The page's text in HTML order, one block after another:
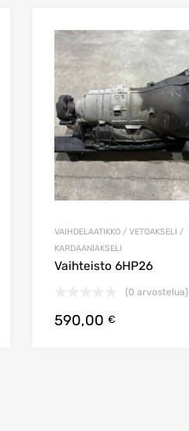
Lisää toivelistaan
Lisää vertailuun
Lisää ostoskoriin
VAIHDELAATIKKO / VETOAKSELI /
KARDAANIAKSELI
Vaihteisto 6HP26
(0 arvostelua)
590,00 €